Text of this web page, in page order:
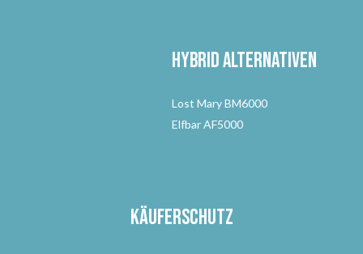
Hybrid Alternativen
Lost Mary BM6000
Elfbar AF5000
Käuferschutz